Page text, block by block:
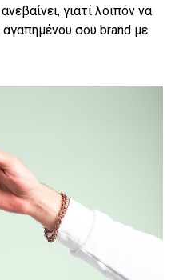
γιατί λοιπόν να
σου brand με